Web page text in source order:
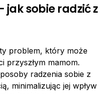
jak sobie radzić z
problem, który może
przyszłym mamom.
radzenia sobie z
minimalizując jej wpływ